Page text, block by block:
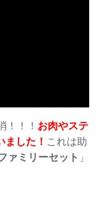
！！！ お肉やステ
した！ これは助
ァミリーセット 」